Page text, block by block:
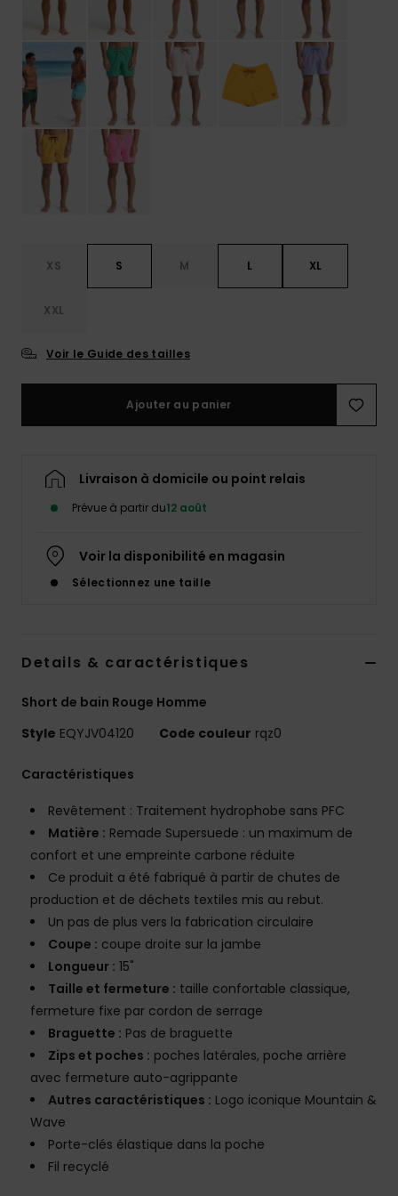
XS S M L XL
XXL
Voir le Guide des tailles
Ajouter au panier
Livraison à domicile ou point relais
Prévue à partir du12 août
Voir la disponibilité en magasin
Sélectionnez une taille
Details & caractéristiques
Short de bain Rouge Homme
Style EQYJV04120 Code couleur rqz0
Caractéristiques
Revêtement : Traitement hydrophobe sans PFC
Matière : Remade Supersuede : un maximum de
confort et une empreinte carbone réduite
Ce produit a été fabriqué à partir de chutes de
production et de déchets textiles mis au rebut.
Un pas de plus vers la fabrication circulaire
Coupe : coupe droite sur la jambe
Longueur : 15"
Taille et fermeture : taille confortable classique,
fermeture fixe par cordon de serrage
Braguette : Pas de braguette
Zips et poches : poches latérales, poche arrière
avec fermeture auto-agrippante
Autres caractéristiques : Logo iconique Mountain &
Wave
Porte-clés élastique dans la poche
Fil recyclé